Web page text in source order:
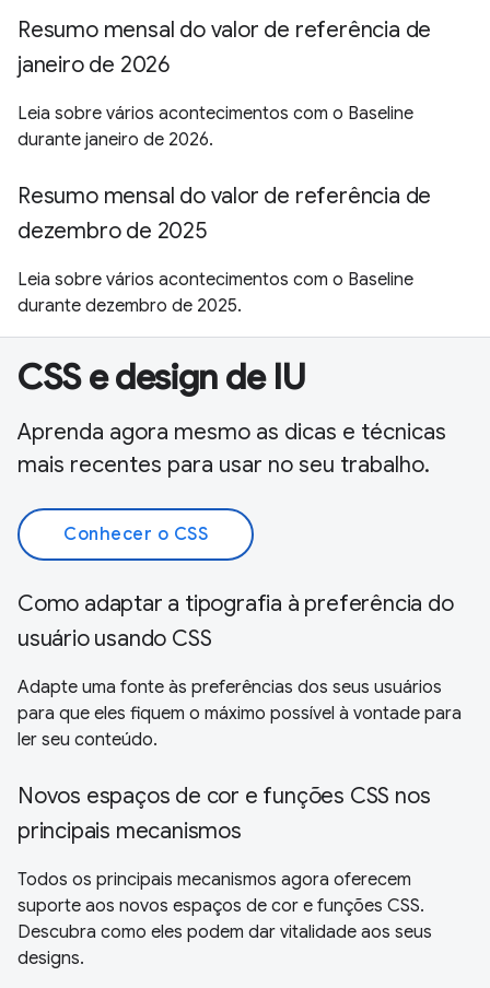
Resumo mensal do valor de referência de
janeiro de 2026
Leia sobre vários acontecimentos com o Baseline
durante janeiro de 2026.
Resumo mensal do valor de referência de
dezembro de 2025
Leia sobre vários acontecimentos com o Baseline
durante dezembro de 2025.
CSS e design de IU
Aprenda agora mesmo as dicas e técnicas
mais recentes para usar no seu trabalho.
Conhecer o CSS
Como adaptar a tipografia à preferência do
usuário usando CSS
Adapte uma fonte às preferências dos seus usuários
para que eles fiquem o máximo possível à vontade para
ler seu conteúdo.
Novos espaços de cor e funções CSS nos
principais mecanismos
Todos os principais mecanismos agora oferecem
suporte aos novos espaços de cor e funções CSS.
Descubra como eles podem dar vitalidade aos seus
designs.